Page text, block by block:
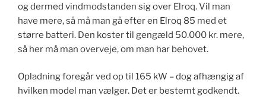
og dermed vindmodstanden sig over Elroq. Vil man
have mere, så må man gå efter en Elroq 85 med et
større batteri. Den koster til gengæld 50.000 kr. mere,
så her må man overveje, om man har behovet.
Opladning foregår ved op til 165 kW – dog afhængig af
hvilken model man vælger. Det er bestemt godkendt.